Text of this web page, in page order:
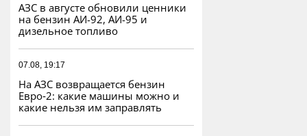
АЗС в августе обновили ценники
на бензин АИ-92, АИ-95 и
дизельное топливо
07.08, 19:17
На АЗС возвращается бензин
Евро‑2: какие машины можно и
какие нельзя им заправлять